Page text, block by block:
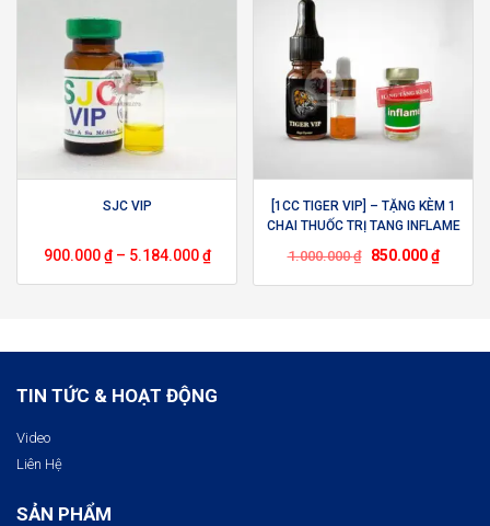
SJC VIP
900.000₫– 5.184.000₫
[1CC TIGER VIP] – TẶNG KÈM 1
CHAI THUỐC TRỊ TANG INFLAME
1.000.000₫ 850.000₫
TIN TỨC & HOẠT ĐỘNG
Video
Liên Hệ
SẢN PHẨM